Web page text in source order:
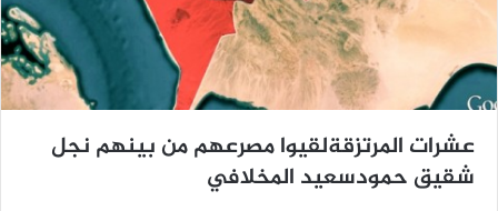
عشرات المرتزقةلقيوا مصرعهم من بينهم نجل
شقيق حمودسعيد المخلافي